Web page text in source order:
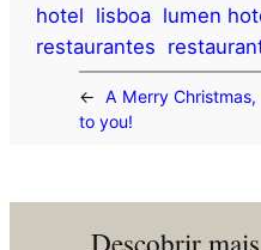
hotel lisboa lumen
restaurantes
←
A Merry Christmas,
to you!